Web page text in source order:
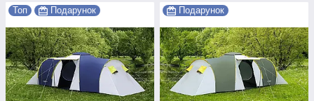
Топ Подарунок Подарунок